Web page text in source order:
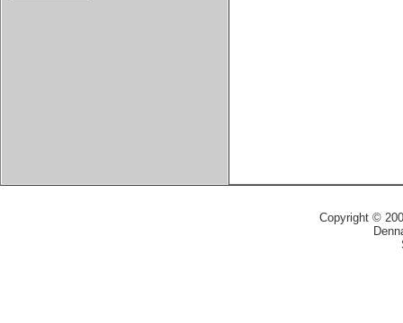
Copyright ©